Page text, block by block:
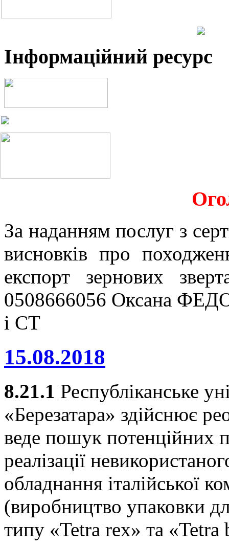
Інформаційний ресурс
За наданням послуг з
висновків про
експорт зернових
0508666056 Оксана
і СТ
15.08.2018
8.21.1 Республіканське
«Березатара» здійснює
веде пошук потенційних
реалізації
обладнання італійської
(виробництво упаковки
типу «Tetra rex» та